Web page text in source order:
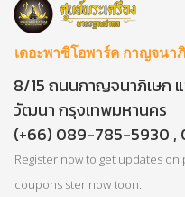
เดอะพาซิโอพาร์ค กาญจนา
8/15 ถนนกาญจนาภิเษก
วัฒนา กรุงเทพมหานคร
(+66) 089-785-5930 ,
Register now to get updates
coupons ster now toon.